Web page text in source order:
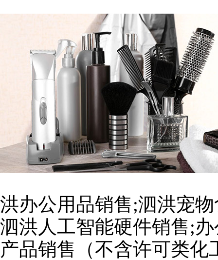
洪办公用品销售;泗洪宠
泗洪人工智能硬件销售;
产品销售（不含许可类